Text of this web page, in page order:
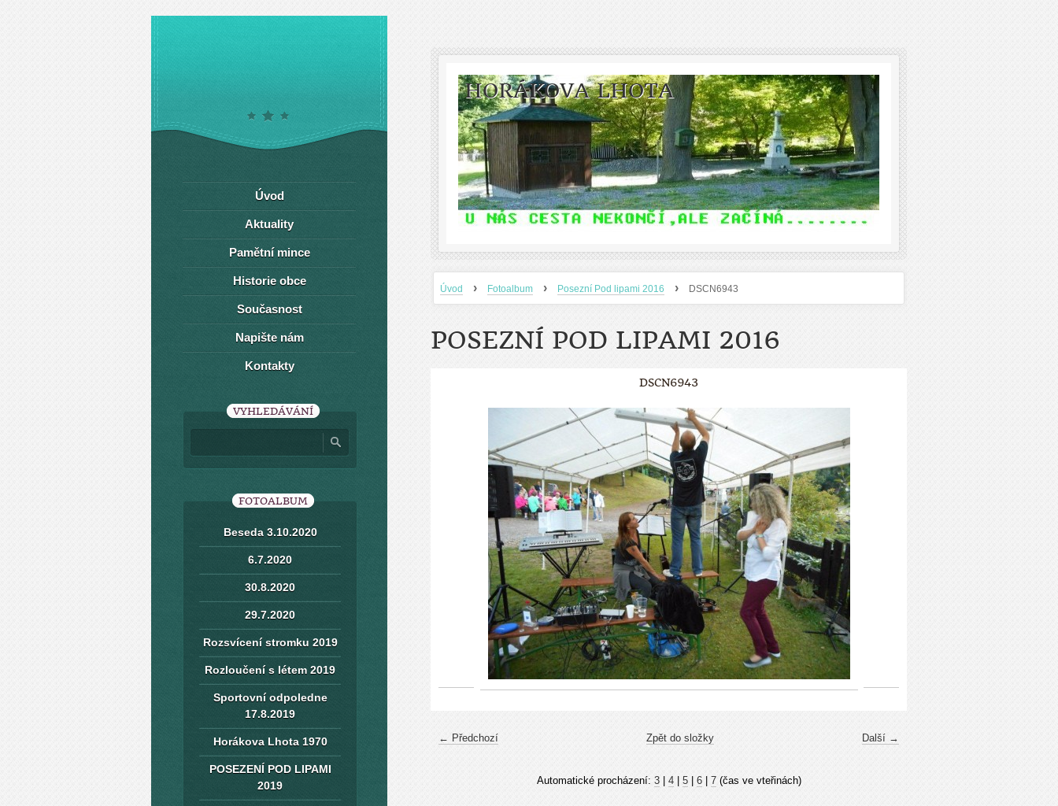
HORÁKOVA LHOTA
Úvod › Fotoalbum › Posezní Pod lipami 2016 › DSCN6943
POSEZNÍ POD LIPAMI 2016
DSCN6943
← Předchozí Další →
Zpět do složky
Automatické procházení: 3| 4| 5| 6| 7(čas ve vteřinách)
Úvod
Aktuality
Pamětní mince
Historie obce
Současnost
Napište nám
Kontakty
VYHLEDÁVÁNÍ
FOTOALBUM
Beseda 3.10.2020
6.7.2020
30.8.2020
29.7.2020
Rozsvícení stromku 2019
Rozloučení s létem 2019
Sportovní odpoledne
17.8.2019
Horákova Lhota 1970
POSEZENÍ POD LIPAMI
2019